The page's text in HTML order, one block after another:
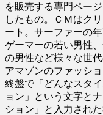
を販売する専門ペー
したもの。ＣＭはク
ート。サーファーの
ゲーマーの若い男性
の男性など様々な世
アマゾンのファッシ
終盤で「どんなスタ
ョン」という文字と
ション」と入力され